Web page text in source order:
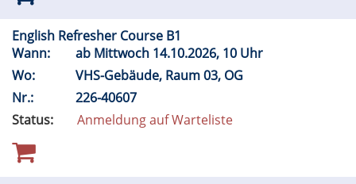
English Refresher Course B1
Wann:
ab Mittwoch 14.10.2026, 10 Uhr
Wo:
VHS-Gebäude, Raum 03, OG
Nr.:
226-40607
Status:
Anmeldung auf Warteliste